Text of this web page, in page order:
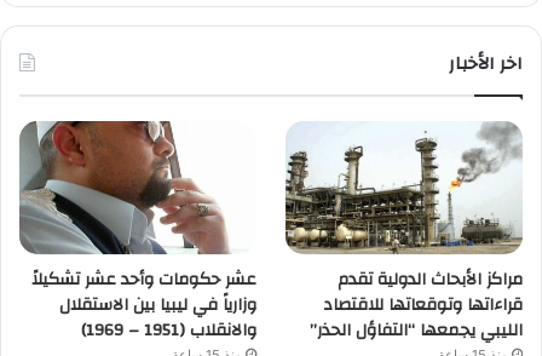
اخر الأخبار
مراكز الأبحاث الدولية تقدم
قراءاتها وتوقعاتها للاقتصاد
الليبي يجمعها “التفاؤل الحذر”
عشر حكومات وأحد عشر تشكيلاً
وزارياً في ليبيا بين الاستقلال
والانقلاب (1951 – 1969)